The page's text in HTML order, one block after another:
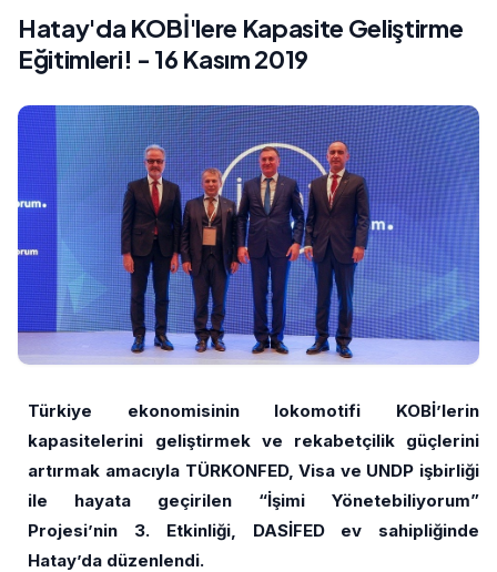
Hatay'da KOBİ'lere Kapasite Geliştirme
Eğitimleri! - 16 Kasım 2019
Türkiye ekonomisinin lokomotifi KOBİ’lerin
kapasitelerini geliştirmek ve rekabetçilik güçlerini
artırmak amacıyla TÜRKONFED, Visa ve UNDP işbirliği
ile
hayata geçirilen “İşimi Yönetebiliyorum”
Projesi’nin 3. Etkinliği, DASİFED ev sahipliğinde
Hatay’da düzenlendi.